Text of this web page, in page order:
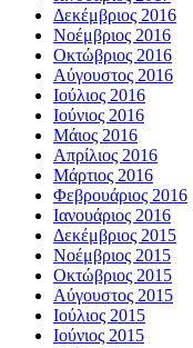
Δεκέμβριος 2016
Νοέμβριος 2016
Οκτώβριος 2016
Αύγουστος 2016
Ιούλιος 2016
Ιούνιος 2016
Μάιος 2016
Απρίλιος 2016
Μάρτιος 2016
Φεβρουάριος 2016
Ιανουάριος 2016
Δεκέμβριος 2015
Νοέμβριος 2015
Οκτώβριος 2015
Αύγουστος 2015
Ιούλιος 2015
Ιούνιος 2015